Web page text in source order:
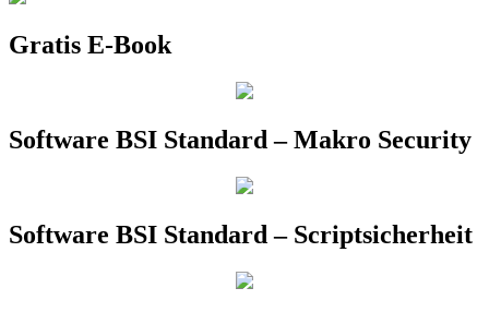
Gratis E-Book
Software BSI Standard – Makro Security
Software BSI Standard – Scriptsicherheit